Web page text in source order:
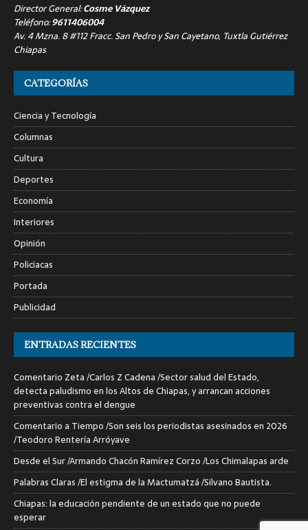
Director General:Cosme Vázquez
Teléfono:9611406004
Av. 4 Mzna. 8 #112 Fracc. San Pedro y San Cayetano, Tuxtla Gutiérrez
Chiapas
CATEGORÍAS
Ciencia y Tecnología
Columnas
Cultura
Deportes
Economía
Interiores
Opinión
Policiacas
Portada
Publicidad
ENTRADAS RECIENTES
Comentario Zeta /Carlos Z Cadena /Sector salud del Estado,
detecta paludismo en los Altos de Chiapas, y arrancan acciones
preventivas contra el dengue
Comentario a Tiempo /Son seis los periodistas asesinados en 2026
/Teodoro Rentería Arróyave
Desde el Sur /Armando Chacón Ramírez Corzo /Los Chimalapas arde
Palabras Claras /El estigma de la Mactumatzá /Silvano Bautista.
Chiapas: la educación pendiente de un estado que no puede
esperar